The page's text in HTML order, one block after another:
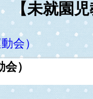
【未就園
会）
）